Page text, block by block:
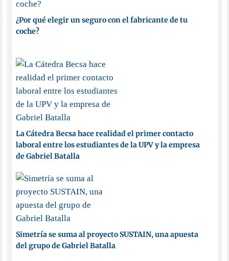
¿Por qué elegir un seguro con el fabricante de tu
coche?
La Cátedra Becsa hace realidad el primer contacto
laboral entre los estudiantes de la UPV y la empresa
de Gabriel Batalla
Simetría se suma al proyecto SUSTAIN, una apuesta
del grupo de Gabriel Batalla